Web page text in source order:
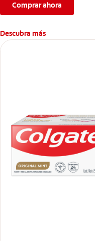
Comprar ahora
Descubra más